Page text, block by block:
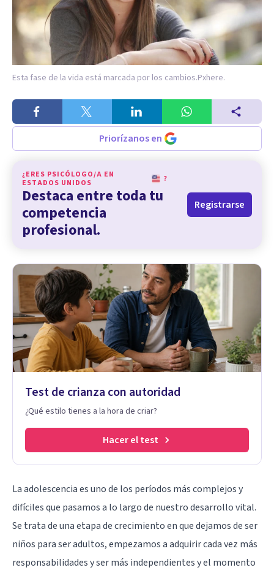
Esta fase de la vida está marcada por los cambios.Pxhere.
Priorízanos en
¿ERES PSICÓLOGO/A EN
ESTADOS UNIDOS
?
Destaca entre toda tu
competencia
profesional.
Registrarse
Test de crianza con autoridad
¿Qué estilo tienes a la hora de criar?
Hacer el test
La adolescencia es uno de los períodos más complejos y
difíciles que pasamos a lo largo de nuestro desarrollo vital.
Se trata de una etapa de crecimiento en que dejamos de ser
niños para ser adultos, empezamos a adquirir cada vez más
responsabilidades y ser más independientes y el momento